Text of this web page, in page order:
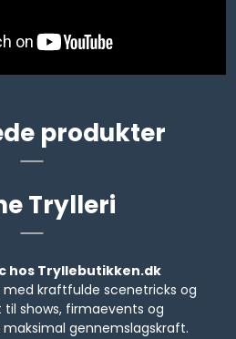
produkter
Trylleri
hos Tryllebutikken.dk
kraftfulde scenetricks og
shows, firmaevents og
gennemslagskraft.